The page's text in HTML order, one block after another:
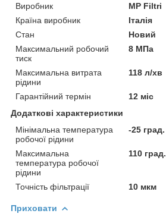
Виробник
MP Filtri
Країна виробник
Італія
Стан
Новий
Максимальний робочий
тиск
8 МПа
Максимальна витрата
рідини
118 л/хв
Гарантійний термін
12 міс
Додаткові характеристики
Мінімальна температура
робочої рідини
-25 град.
Максимальна
температура робочої
рідини
110 град.
Точність фільтрації 10 мкм
Приховати